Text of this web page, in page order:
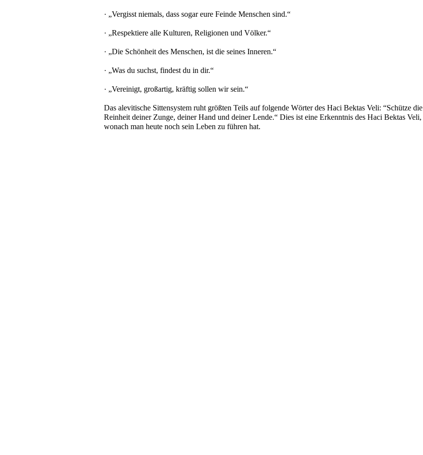
· „Vergisst niemals, dass sogar eure Feinde Menschen sind.“
· „Respektiere alle Kulturen, Religionen und Völker.“
· „Die Schönheit des Menschen, ist die seines Inneren.“
· „Was du suchst, findest du in dir.“
· „Vereinigt, großartig, kräftig sollen wir sein.“
Das alevitische Sittensystem ruht größten Teils auf folgende Wörter des Haci Bektas Veli: “Schütze die
Reinheit deiner Zunge, deiner Hand und deiner Lende.“ Dies ist eine Erkenntnis des Haci Bektas Veli,
wonach man heute noch sein Leben zu führen hat.